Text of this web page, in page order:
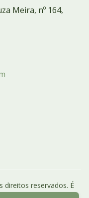
Meira, nº 164,
direitos reservados. É
do conteúdo do site.